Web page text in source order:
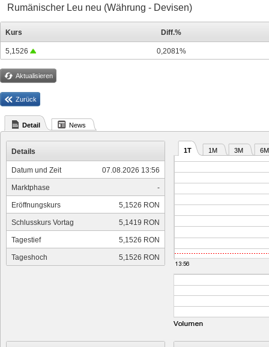
Rumänischer Leu neu (Währung - Devisen)
Kurs Diff.%
5,1526 0,2081%
Aktualisieren
Zurück
Detail News
Details
Datum und Zeit 07.08.2026 13:56
Marktphase -
Eröffnungskurs 5,1526 RON
Schlusskurs Vortag 5,1419 RON
Tagestief 5,1526 RON
Tageshoch 5,1526 RON
1T 1M 3M 6M